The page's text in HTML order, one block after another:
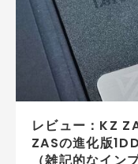
レビュー：KZ
ZASの進化版